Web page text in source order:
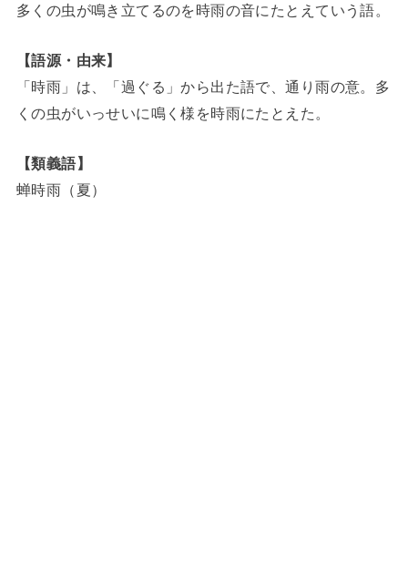
多くの虫が鳴き立てるのを時雨の音にたとえていう語。
【語源・由来】
「時雨」は、「過ぐる」から出た語で、通り雨の意。多
くの虫がいっせいに鳴く様を時雨にたとえた。
【類義語】
蝉時雨（夏）